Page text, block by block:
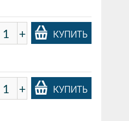
+ КУПИТЬ
+ КУПИТЬ